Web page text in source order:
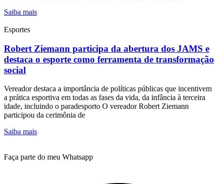
Saiba mais
Esportes
Robert Ziemann participa da abertura dos JAMS e
destaca o esporte como ferramenta de transformação
social
Vereador destaca a importância de políticas públicas que incentivem
a prática esportiva em todas as fases da vida, da infância à terceira
idade, incluindo o paradesporto O vereador Robert Ziemann
participou da cerimônia de
Saiba mais
Faça parte do meu Whatsapp